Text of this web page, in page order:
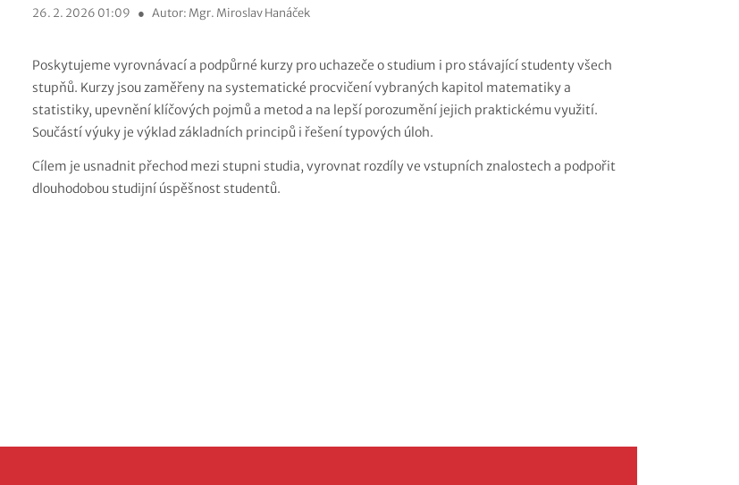
26. 2. 2026 01:09 ● Autor: Mgr. Miroslav Hanáček
Poskytujeme vyrovnávací a podpůrné kurzy pro uchazeče o studium i pro stávající studenty všech
stupňů. Kurzy jsou zaměřeny na systematické procvičení vybraných kapitol matematiky a
statistiky, upevnění klíčových pojmů a metod a na lepší porozumění jejich praktickému využití.
Součástí výuky je výklad základních principů i řešení typových úloh.
Cílem je usnadnit přechod mezi stupni studia, vyrovnat rozdíly ve vstupních znalostech a podpořit
dlouhodobou studijní úspěšnost studentů.